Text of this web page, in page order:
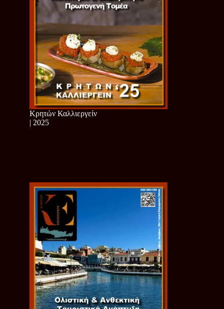
Κρητών Καλλιεργείν
| 2025